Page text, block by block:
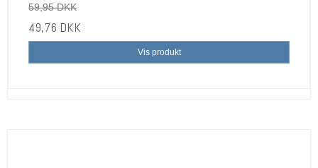
59,95 DKK
49,76 DKK
Vis produkt